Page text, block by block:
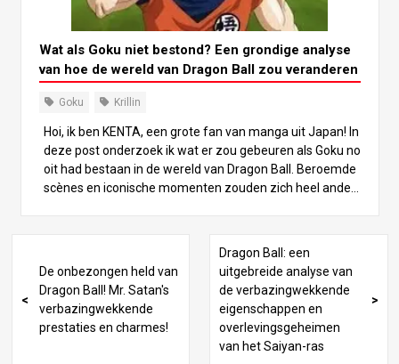
Wat als Goku niet bestond? Een grondige analyse
van hoe de wereld van Dragon Ball zou veranderen
Goku Krillin
Hoi, ik ben KENTA, een grote fan van manga uit Japan! In
deze post onderzoek ik wat er zou gebeuren als Goku no
oit had bestaan in de wereld van Dragon Ball. Beroemde
scènes en iconische momenten zouden zich heel ander
het originele verhaal gaat Bulma op reis om de Drakenba
llen te vinden met behulp van haar Drakenradar. Ze vindt
er een bij Gohan thuis en overtuigt hem om hem aan haa
r te geven. Maar hoe had Bulma zonder Goku de Dragon
Ball van Gohan kunnen krijgen? Het is mogelijk dat Goha
n, als oude man, toegeeflijk tegen haar was geweest. Da
De onbezongen held van
Dragon Ball! Mr. Satan's
verbazingwekkende
prestaties en charmes!
Dragon Ball: een
uitgebreide analyse van
de verbazingwekkende
eigenschappen en
overlevingsgeheimen
van het Saiyan-ras